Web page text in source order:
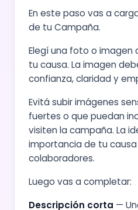
En este paso vas a
de tu Campaña.
Elegí una foto o imagen
tu causa. La imagen
confianza, claridad y
Evitá subir imágenes
fuertes o que puedan
visiten la campaña. La
importancia de tu
colaboradores.
Luego vas a completar:
Descripción corta —